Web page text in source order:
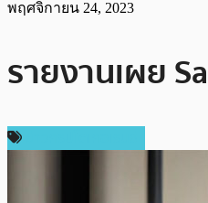
พฤศจิกายน 24, 2023
รายงานเผย